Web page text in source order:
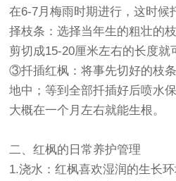
在6-7月梅雨时期进行，这时
择枝条：选择当年生的粗壮的
剪切成15-20厘米左右的长度就
③扦插红枫：将事先切好的枝
地中；等到全部扦插好后喷水
大概在一个月左右就能生根。
二、红枫的日常养护管理
1.浇水：红枫喜欢湿润的生长